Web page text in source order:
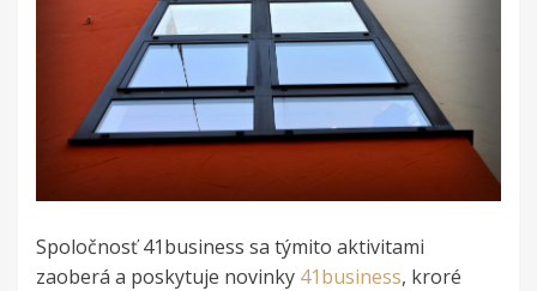
Spoločnosť 41business sa týmito aktivitami
zaoberá a poskytuje novinky 41business, kroré